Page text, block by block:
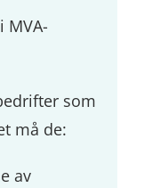
MVA-
som
må de:
av